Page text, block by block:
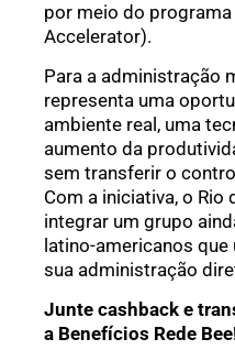
por meio do programa
Accelerator).
Para a administração
representa uma
ambiente real, uma
aumento da
sem transferir o
Com a iniciativa, o Rio
integrar um grupo
latino-americanos
sua administração
Junte cashback e
a Benefícios Rede